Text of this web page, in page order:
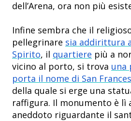
dell’Arena, ora non più
Infine sembra che il
pellegrinare sia addirittura
Spirito, il quartiere più a
vicino al porto, si trova una
porta il nome di San
della quale si erge una
raffigura. Il monumento è lì
aneddoto riguardante il